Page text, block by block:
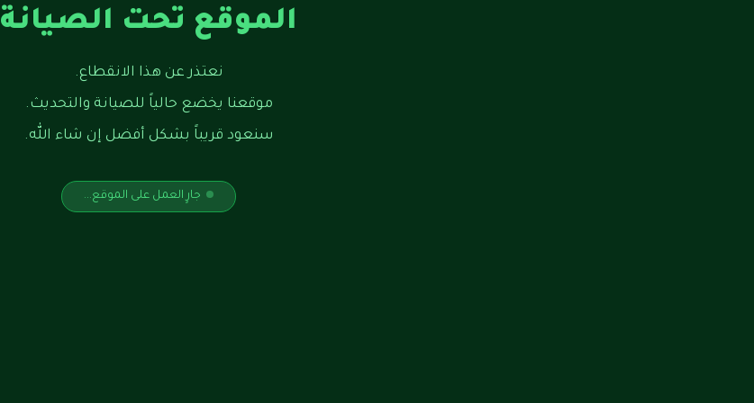
الموقع تحت الصيانة
نعتذر عن هذا الانقطاع.
موقعنا يخضع حالياً للصيانة والتحديث.
سنعود قريباً بشكل أفضل إن شاء الله.
جارٍ العمل على الموقع...